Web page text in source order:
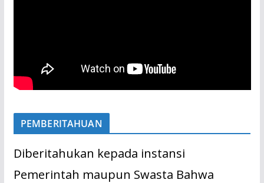
PEMBERITAHUAN
Diberitahukan kepada instansi
Pemerintah maupun Swasta Bahwa